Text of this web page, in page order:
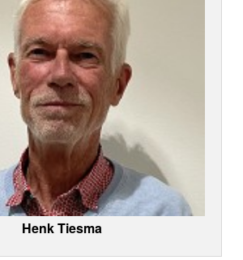
Henk Tiesma